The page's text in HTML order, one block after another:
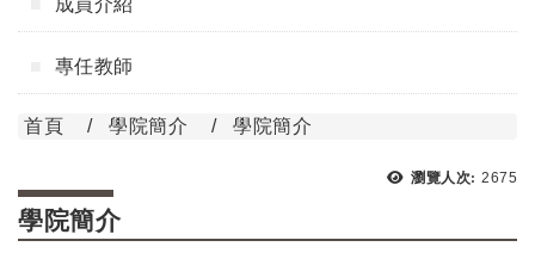
專任教師
首頁 學院簡介 學院簡介
瀏覽人次: 瀏覽
2675
學院簡介